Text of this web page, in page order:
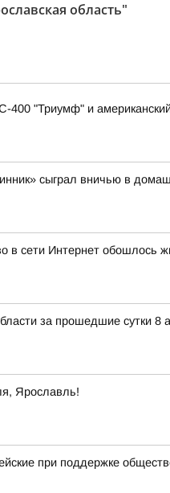
область"
400 "Триумф" и
сыграл вничью в
в сети Интернет обошлось
за прошедшие сутки 8
Ярославль!
при поддержке